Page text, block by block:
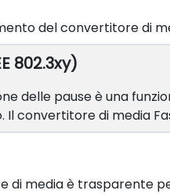
del convertitore di
802.3xy)
delle pause è una
Il convertitore di media
di media è trasparente